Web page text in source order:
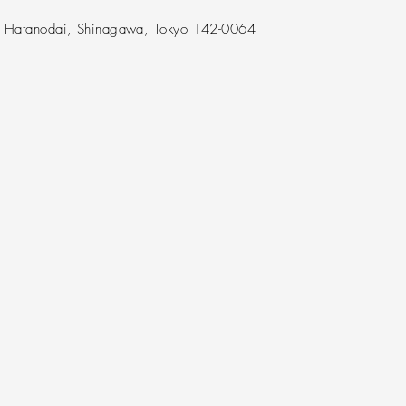
Hatanodai, Shinagawa, Tokyo 142-0064